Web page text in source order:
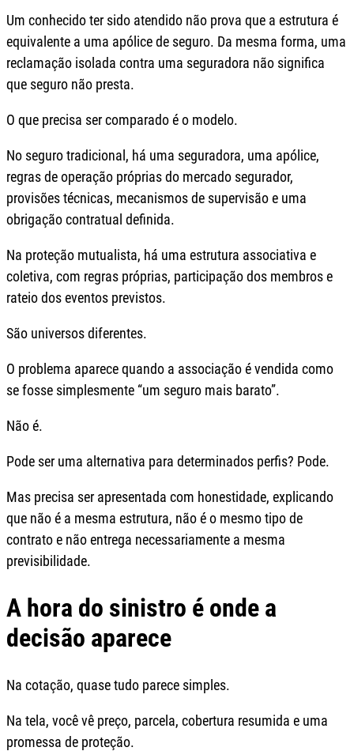
Um conhecido ter sido atendido não prova que a estrutura é
equivalente a uma apólice de seguro. Da mesma forma, uma
reclamação isolada contra uma seguradora não significa
que seguro não presta.
O que precisa ser comparado é o modelo.
No seguro tradicional, há uma seguradora, uma apólice,
regras de operação próprias do mercado segurador,
provisões técnicas, mecanismos de supervisão e uma
obrigação contratual definida.
Na proteção mutualista, há uma estrutura associativa e
coletiva, com regras próprias, participação dos membros e
rateio dos eventos previstos.
São universos diferentes.
O problema aparece quando a associação é vendida como
se fosse simplesmente “um seguro mais barato”.
Não é.
Pode ser uma alternativa para determinados perfis? Pode.
Mas precisa ser apresentada com honestidade, explicando
que não é a mesma estrutura, não é o mesmo tipo de
contrato e não entrega necessariamente a mesma
previsibilidade.
A hora do sinistro é onde a
decisão aparece
Na cotação, quase tudo parece simples.
Na tela, você vê preço, parcela, cobertura resumida e uma
promessa de proteção.